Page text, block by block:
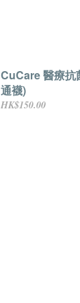
CuCare 醫療抗
通襪)
HK$150.00